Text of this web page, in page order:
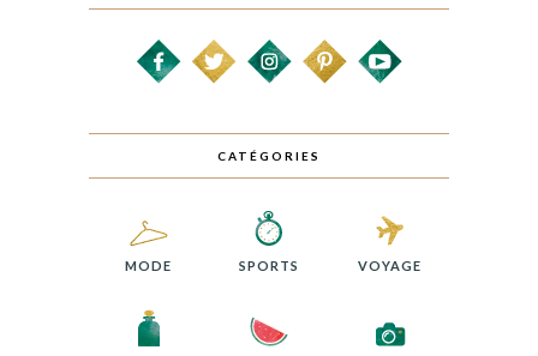
CATÉGORIES
MODE SPORTS VOYAGE